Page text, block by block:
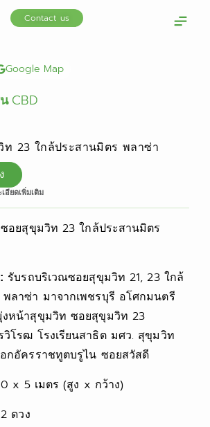
Contact us
Google Map
CBD
23 ใกล้ประสานมิตร พลาซ่า
อียดเพิ่มเติม
อยสุขุมวิท 23 ใกล้ประสานมิตร
รับรถบริเวณซอยสุขุมวิท 21, 23 ใกล้
ลาซ่า มาจากเพชรบุรี อโศกมนตรี
งหน้าสุขุมวิท ซอยสุขุมวิท 23
โรฒ โรงเรียนสาธิต มศว. สุขุมวิท
อกอัครราชทูตบรูไน ซอยสวัสดี
x 5 เมตร (สูง x กว้าง)
2 ดวง